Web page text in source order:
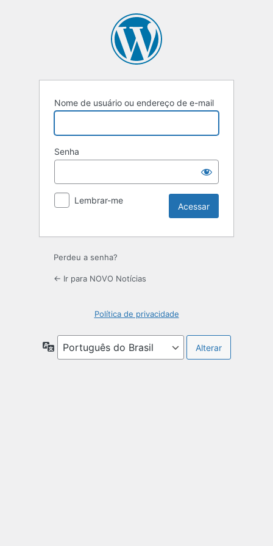
Nome de usuário ou endereço de e-mail
Senha
Lembrar-me
Perdeu a senha?
← Ir para NOVO Notícias
Política de privacidade
Idioma